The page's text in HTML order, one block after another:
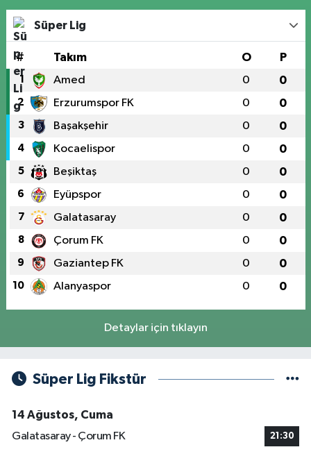
Süper Lig
# Takım O P
1 Amed 0 0
2 Erzurumspor FK 0 0
3 Başakşehir 0 0
4 Kocaelispor 0 0
5 Beşiktaş 0 0
6 Eyüpspor 0 0
7 Galatasaray 0 0
8 Çorum FK 0 0
9 Gaziantep FK 0 0
10 Alanyaspor 0 0
Detaylar için tıklayın
Süper Lig Fikstür
14 Ağustos, Cuma
Galatasaray - Çorum FK
21:30